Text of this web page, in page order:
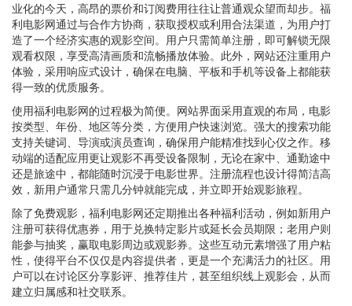
业化的今天，高昂的票价和订阅费用往往让普通观众望而却步。福
利电影网通过与合作方协商，获取授权或利用合法渠道，为用户打
造了一个经济实惠的观影空间。用户只需简单注册，即可解锁无限
观看权限，享受高清画质和流畅播放体验。此外，网站还注重用户
体验，采用响应式设计，确保在电脑、平板和手机等设备上都能获
得一致的优质服务。
使用福利电影网的过程极为简便。网站界面采用直观的布局，电影
按类型、年份、地区等分类，方便用户快速浏览。强大的搜索功能
支持关键词、导演或演员查询，确保用户能精准找到心仪之作。移
动端的适配应用更让观影不再受设备限制，无论在家中、通勤途中
还是旅途中，都能随时沉浸于电影世界。注册流程也设计得简洁高
效，新用户通常只需几分钟就能完成，并立即开始观影旅程。
除了免费观影，福利电影网还定期推出各种福利活动，例如新用户
注册可获得优惠券，用于兑换特定影片或延长会员期限；老用户则
能参与抽奖，赢取电影周边或观影券。这些互动元素增强了用户粘
性，使得平台不仅仅是内容提供者，更是一个充满活力的社区。用
户可以在讨论区分享影评、推荐佳片，甚至组织线上观影会，从而
建立归属感和社交联系。